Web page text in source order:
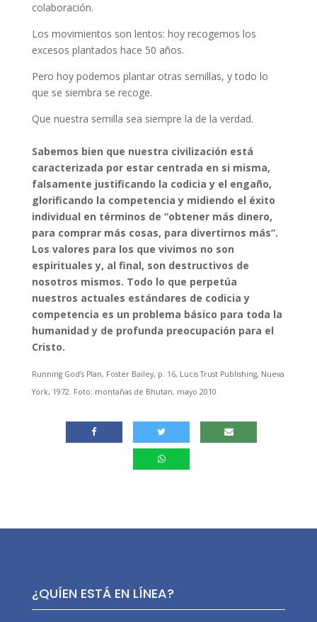
colaboración.
Los movimientos son lentos: hoy recogemos los
excesos plantados hace 50 años.
Pero hoy podemos plantar otras semillas, y todo lo
que se siembra se recoge.
Que nuestra semilla sea siempre la de la verdad.
Sabemos bien que nuestra civilización está
caracterizada por estar centrada en si misma,
falsamente justificando la codicia y el engaño,
glorificando la competencia y midiendo el éxito
individual en términos de “obtener más dinero,
para comprar más cosas, para divertirnos más”.
Los valores para los que vivimos no son
espirituales y, al final, son destructivos de
nosotros mismos. Todo lo que perpetúa
nuestros actuales estándares de codicia y
competencia es un problema básico para toda la
humanidad y de profunda preocupación para el
Cristo.
Running God’s Plan, Foster Bailey, p. 16, Lucis Trust Publishing, Nueva
York, 1972. Foto: montañas de Bhutan, mayo 2010
¿QUÍEN ESTÁ EN LÍNEA?